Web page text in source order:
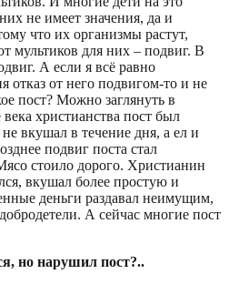
не имеет значения, да и
что их организмы растут,
мультиков для них – подвиг. В
А если я всё равно
отказ от него подвигом-то и не
пост? Можно заглянуть в
христианства пост был
вкушал в течение дня, а ел и
подвиг поста стал
стоило дорого. Христианин
вкушал более простую и
деньги раздавал неимущим,
А сейчас многие пост
но нарушил пост?..